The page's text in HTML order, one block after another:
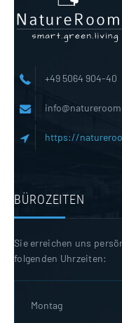
+49 5064 904-40
https://
BÜROZEITEN
Sie erreichen uns
folgenden Uhrzeiten:
Montag